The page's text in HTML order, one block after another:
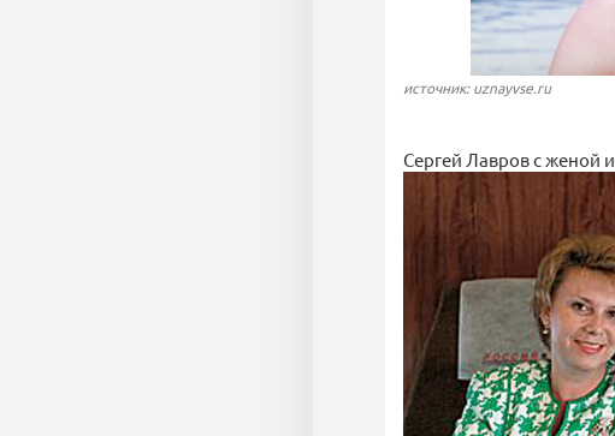
источник: uznayvse.ru
Сергей Лавров с женой